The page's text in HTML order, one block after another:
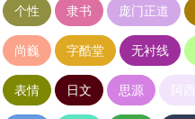
个性 隶书 庞门正道
尚巍 字酷堂 无衬线
表情 日文 思源 阿西